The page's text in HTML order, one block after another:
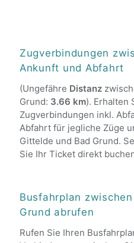
Zugverbindungen
Ankunft und Abfahrt
(Ungefähre Distanz
Grund: 3.66 km). Erhalten
Zugverbindungen inkl.
Abfahrt für jegliche Züge
Gittelde und Bad Grund.
Sie Ihr Ticket direkt
Busfahrplan
Grund abrufen
Rufen Sie Ihren